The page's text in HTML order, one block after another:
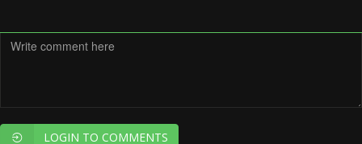
LOGIN TO COMMENTS